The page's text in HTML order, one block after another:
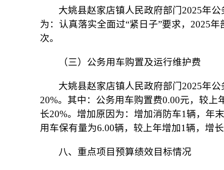
大姚县赵家店镇人民政府部门2025年公
为：认真落实全面过“紧日子”要求，2025年
次
（三）公务用车购置及运行维护费
大姚县赵家店镇人民政府部门2025年公
20%。其中：公务用车购置费0.00元，较上
长20%。增加原因为： 增加消防车1辆，年
用车保有量为6.00辆，较上年增加1辆，增长
八、重点项目预算绩效目标情况